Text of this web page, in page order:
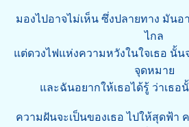
มองไปอาจไม่เห็น ซึ่งปลายทาง มันอ
ไกล
แต่ดวงไฟแห่งความหวังในใจเธอ นั้น
จุดหมาย
และฉันอยากให้เธอได้รู้ ว่าเธอ
ความฝันจะเป็นของเธอ ไปให้สุดฟ้า